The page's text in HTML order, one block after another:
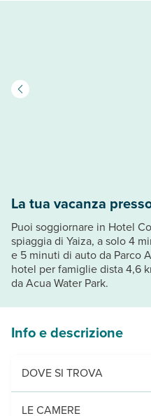
La tua vacanza
Puoi soggiornare in Hotel
spiaggia di Yaiza, a solo 4
e 5 minuti di auto da Parco
hotel per famiglie dista 4,6
da Acua Water Park.
Info e descrizione
DOVE SI TROVA
Nelle vicinanze di: Museo
LE CAMERE